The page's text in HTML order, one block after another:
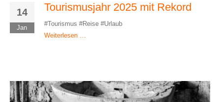
14
Jan
Tourismusjahr 2025 mit Rekord
#Tourismus #Reise #Urlaub
Weiterlesen …